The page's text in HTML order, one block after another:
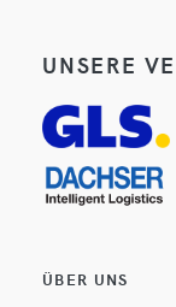
UNSERE
ÜBER UNS